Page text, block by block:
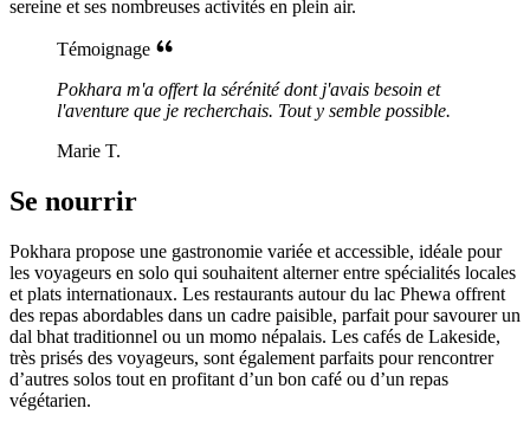
sereine et ses nombreuses activités en plein air.
Témoignage
Pokhara m'a offert la sérénité dont j'avais besoin et
l'aventure que je recherchais. Tout y semble possible.
Marie T.
Se nourrir
Pokhara propose une gastronomie variée et accessible, idéale pour
les voyageurs en solo qui souhaitent alterner entre spécialités locales
et plats internationaux. Les restaurants autour du lac Phewa offrent
des repas abordables dans un cadre paisible, parfait pour savourer un
dal bhat traditionnel ou un momo népalais. Les cafés de Lakeside,
très prisés des voyageurs, sont également parfaits pour rencontrer
d’autres solos tout en profitant d’un bon café ou d’un repas
végétarien.